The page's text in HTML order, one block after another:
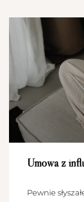
Umowa z
Pewnie